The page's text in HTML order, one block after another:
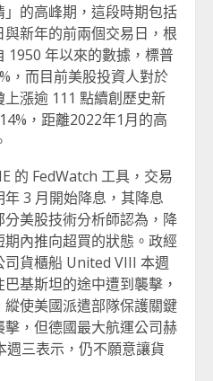
的高峰期，這段時期包括
新年的前兩個交易日，根
1950 年以來的數據，標普
，而目前美股投資人對於
漲逾 111 點續創歷史新
，距離2022年1月的高
的 FedWatch 工具，交易
3 月開始降息，其降息
美股技術分析師認為，降
內推向超買的狀態。政經
貨櫃船 United VIII 本週
基斯坦的途中遭到襲擊，
使美國派遣部隊保護關鍵
，但德國最大航運公司赫
三表示，仍不願意讓貨